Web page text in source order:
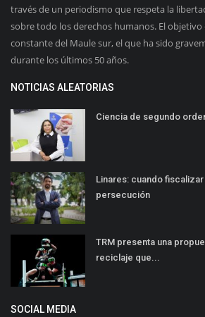
través de un periodismo que respeta la
sobre todo los derechos humanos. El
constante del Maule sur, el que ha sido
durante los últimos 50 años.
NOTICIAS ALEATORIAS
Ciencia de segundo
Linares: cuando
persecución
TRM presenta una
reciclaje que...
SOCIAL MEDIA